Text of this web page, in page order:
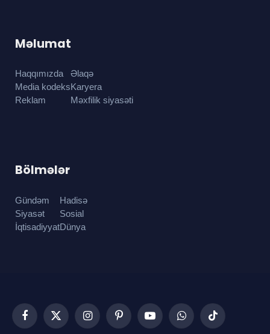
Məlumat
Haqqımızda
Media kodeks
Reklam
Əlaqə
Karyera
Məxfilik siyasəti
Bölmələr
Gündəm
Siyasət
İqtisadiyyat
Hadisə
Sosial
Dünya
Facebook
X
InstagramPinterestYouTubeWhatsAppTikTok